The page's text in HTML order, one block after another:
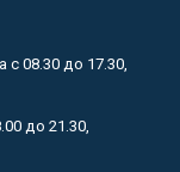
с 08.30 до 17.30,
до 21.30,